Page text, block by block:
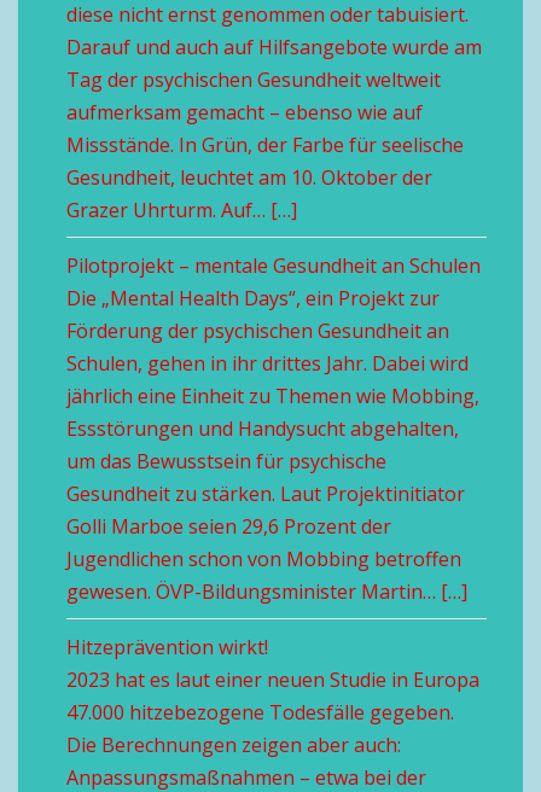
diese nicht ernst genommen oder tabuisiert.
Darauf und auch auf Hilfsangebote wurde am
Tag der psychischen Gesundheit weltweit
aufmerksam gemacht – ebenso wie auf
Missstände. In Grün, der Farbe für seelische
Gesundheit, leuchtet am 10. Oktober der
Grazer Uhrturm. Auf… […]
Pilotprojekt – mentale Gesundheit an Schulen
Die „Mental Health Days“, ein Projekt zur
Förderung der psychischen Gesundheit an
Schulen, gehen in ihr drittes Jahr. Dabei wird
jährlich eine Einheit zu Themen wie Mobbing,
Essstörungen und Handysucht abgehalten,
um das Bewusstsein für psychische
Gesundheit zu stärken. Laut Projektinitiator
Golli Marboe seien 29,6 Prozent der
Jugendlichen schon von Mobbing betroffen
gewesen. ÖVP-Bildungsminister Martin… […]
Hitzeprävention wirkt!
2023 hat es laut einer neuen Studie in Europa
47.000 hitzebezogene Todesfälle gegeben.
Die Berechnungen zeigen aber auch:
Anpassungsmaßnahmen – etwa bei der